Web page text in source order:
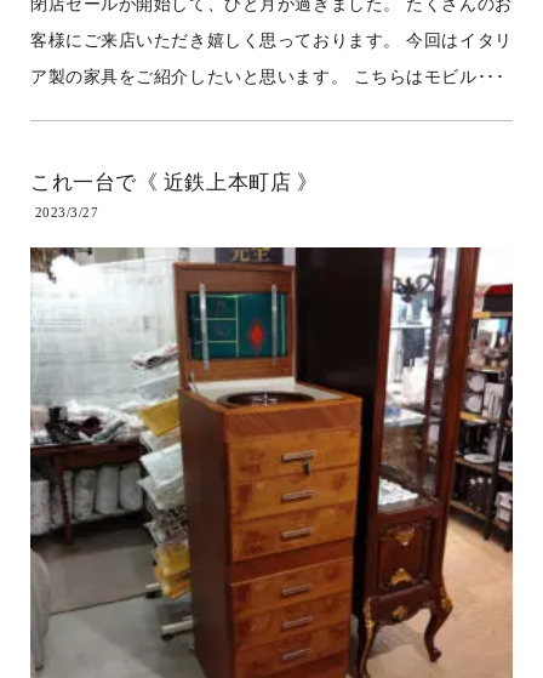
閉店セールが開始して、ひと月が過ぎました。 たくさんのお
客様にご来店いただき嬉しく思っております。 今回はイタリ
ア製の家具をご紹介したいと思います。 こちらはモビル･･･
これ一台で《 近鉄上本町店 》
2023/3/27